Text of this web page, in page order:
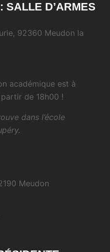
SALLE D’ARMES
92360 Meudon la
académique est à
de 18h00 !
dans l’école
Meudon